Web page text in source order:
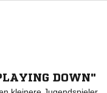
DOWN"